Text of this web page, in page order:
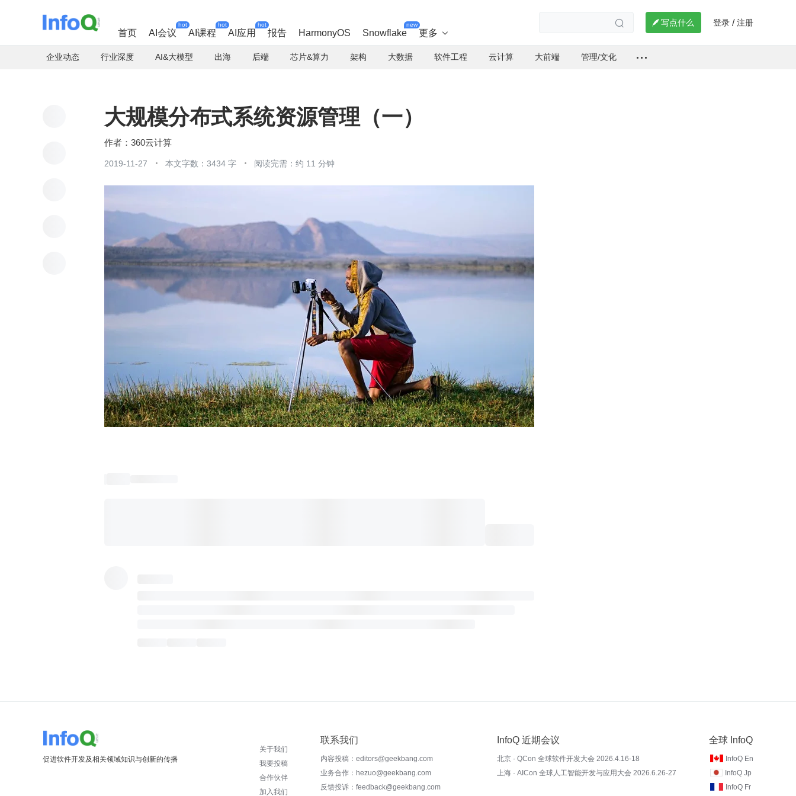
首页 AI会议
hot
AI课程
hot
AI应用
hot
报告 HarmonyOS Snowflake
new
更多 
  写点什么 登录 / 注册
企业动态 行业深度 AI&大模型 出海 后端 芯片&算力 架构 大数据 软件工程 云计算 大前端 管理/文化
大规模分布式系统资源管理（一）
360云计算
2019-11-27 本文字数：3434 字 阅读完需：约 11 分钟
促进软件开发及相关领域知识与创新的传播
关于我们
我要投稿
合作伙伴
加入我们
联系我们
内容投稿：editors@geekbang.com
业务合作：hezuo@geekbang.com
反馈投诉：feedback@geekbang.com
InfoQ 近期会议
北京 · QCon 全球软件开发大会 2026.4.16-18
上海 · AICon 全球人工智能开发与应用大会 2026.6.26-27
全球 InfoQ
InfoQ En
InfoQ Jp
InfoQ Fr